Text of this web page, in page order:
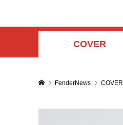
COVER
FenderNews COVER